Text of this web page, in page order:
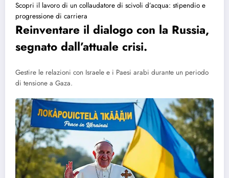
Scopri il lavoro di un collaudatore di scivoli d’acqua: stipendio e
progressione di carriera
Reinventare il dialogo con la Russia,
segnato dall’attuale crisi.
Gestire le relazioni con Israele e i Paesi arabi durante un periodo
di tensione a Gaza.